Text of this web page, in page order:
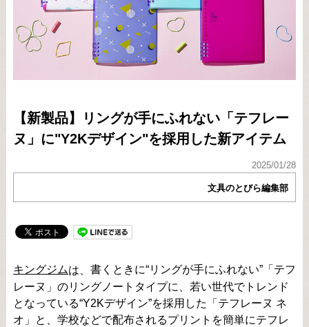
【新製品】リングが手にふれない「テフレー
ヌ」に"Y2Kデザイン"を採用した新アイテム
2025/01/28
文具のとびら編集部
キングジムは、 書くときに“リングが手にふれない”「テフ
レーヌ」のリングノートタイプに、若い世代でトレンド
となっている“Y2Kデザイン”を採用した「テフレーヌ ネ
オ」と、学校などで配布されるプリントを簡単にテフレ